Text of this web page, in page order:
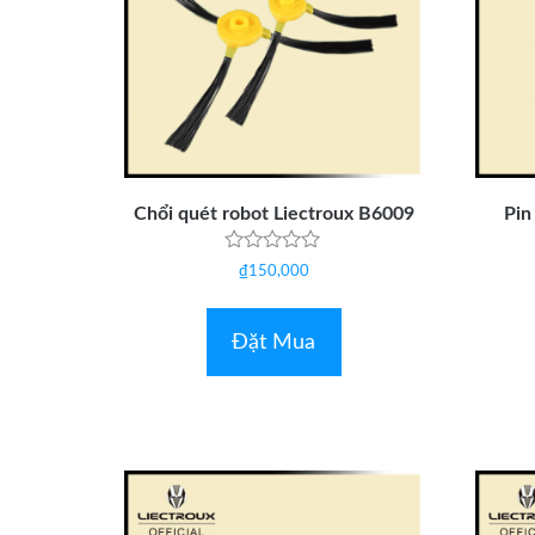
Chổi quét robot Liectroux B6009
Được
xếp
5
sao
₫150,000
Đặt Mua